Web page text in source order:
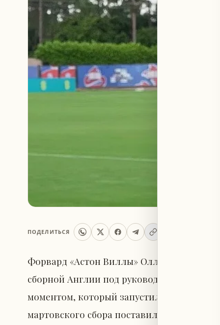
ПОДЕЛИТЬСЯ
Форвард «Астон Виллы» Олли Уоткинс
сборной Англии под руководством
моментом, который запустил лучший
мартовского сбора поставил под вопрос